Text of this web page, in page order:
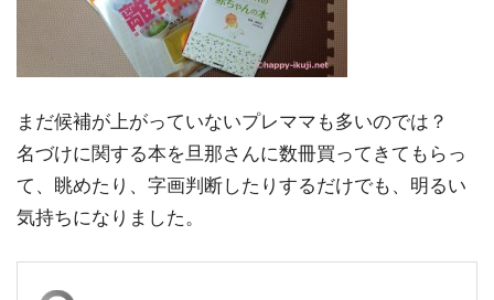
まだ候補が上がっていないプレママも多いのでは？
名づけに関する本を旦那さんに数冊買ってきてもらっ
て、眺めたり、字画判断したりするだけでも、明るい
気持ちになりました。